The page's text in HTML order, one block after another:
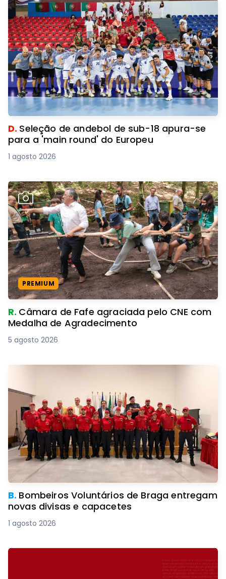
D. Seleção de andebol de sub-18 apura-se
para a 'main round' do Europeu
1 agosto 2026
PREMIUM
R. Câmara de Fafe agraciada pelo CNE com
Medalha de Agradecimento
5 agosto 2026
B. Bombeiros Voluntários de Braga entregam
novas divisas e capacetes
1 agosto 2026